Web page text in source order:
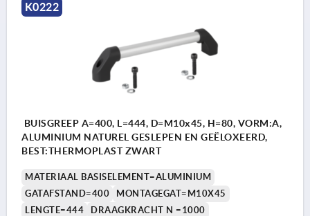
K0222
BUISGREEP A=400, L=444, D=M10x45, H=80, VORM:A,
ALUMINIUM NATUREL GESLEPEN EN GEËLOXEERD,
BEST:THERMOPLAST ZWART
MATERIAAL BASISELEMENT=ALUMINIUM
GATAFSTAND=400
MONTAGEGAT=M10X45
LENGTE=444
DRAAGKRACHT N =1000